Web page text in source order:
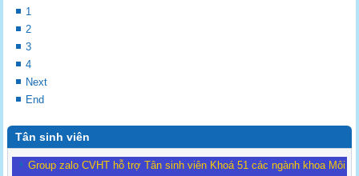
1
2
3
4
Next
End
Tân sinh viên
Group zalo CVHT hỗ trợ Tân sinh viên Khoá 51 các ngành khoa Môi